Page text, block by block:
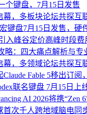
个键盘，7月15日发售
幕，多板块论坛共探互
键盘7月15日发售，硬
入峰谷定价高峰时段费
略：四大痛点解析与专
幕，多领域论坛共探互
Fable 5移出订阅
联名键盘 7月15日上
AI 2026将携“Zen
次千人跨地域脑电同